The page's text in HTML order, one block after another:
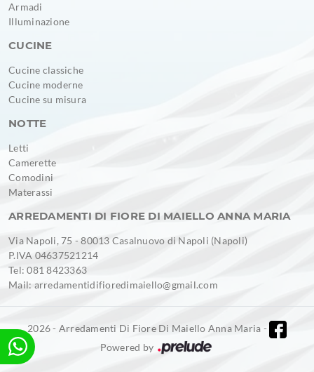
Armadi
Illuminazione
CUCINE
Cucine classiche
Cucine moderne
Cucine su misura
NOTTE
Letti
Camerette
Comodini
Materassi
ARREDAMENTI DI FIORE DI MAIELLO ANNA MARIA
Via Napoli, 75 - 80013 Casalnuovo di Napoli (Napoli)
P.IVA 04637521214
Tel: 081 8423363
Mail: arredamentidifioredimaiello@gmail.com
2026 - Arredamenti Di Fiore Di Maiello Anna Maria -
Powered by